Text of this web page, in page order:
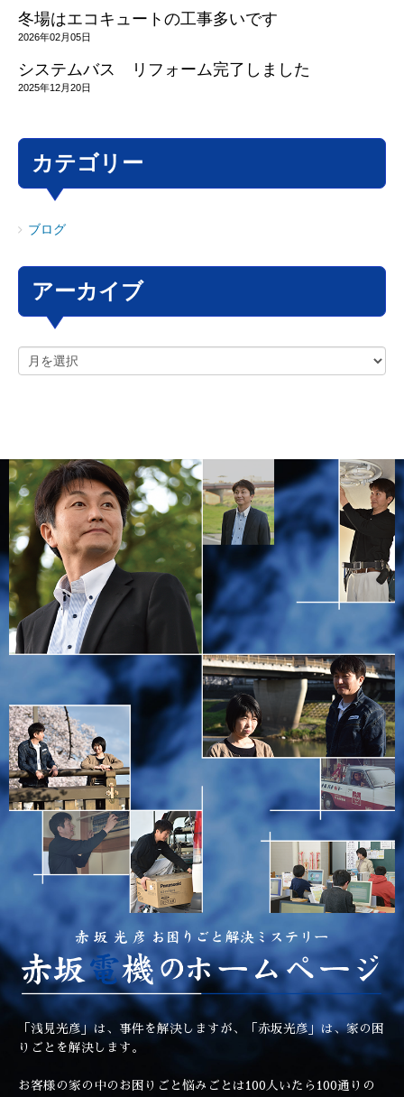
冬場はエコキュートの工事多いです
2026年02月05日
システムバス リフォーム完了しました
2025年12月20日
カテゴリー
ブログ
アーカイブ
「浅見光彦」は、事件を解決しますが、「赤坂光彦」は、家の困
りごとを解決します。
お客様の家の中のお困りごと悩みごとは100人いたら100通りの